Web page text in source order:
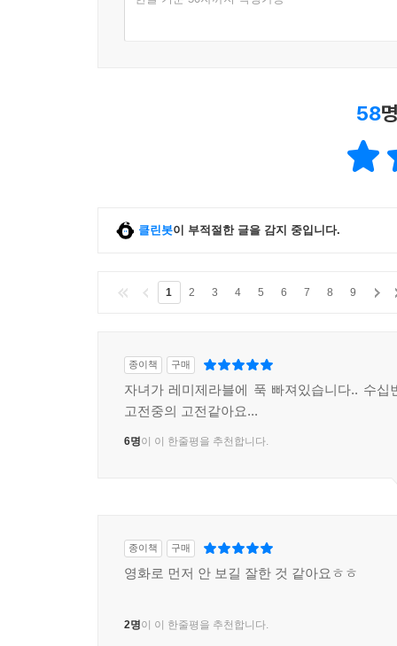
58
클린봇이 부적절한 글을 감지 중입니다.
1 2 3 4 5 6 7 8 9
종이책 구매
자녀가 레미제라블에 푹 빠져있습니다.. 수십
고전중의 고전같아요...
6명이 이 한줄평을 추천합니다.
종이책 구매
영화로 먼저 안 보길 잘한 것 같아요ㅎㅎ
2명이 이 한줄평을 추천합니다.